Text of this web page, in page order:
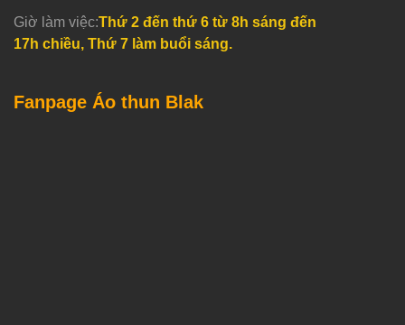
Giờ làm việc:Thứ 2 đến thứ 6 từ 8h sáng đến
17h chiều, Thứ 7 làm buổi sáng.
Fanpage Áo thun Blak